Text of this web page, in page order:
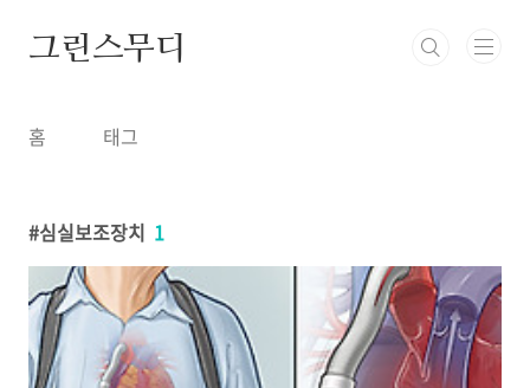
그린스무디
홈 태그
심실보조장치 1